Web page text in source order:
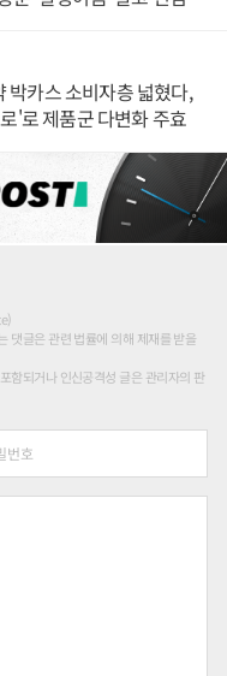
박카스 소비자층 넓혔다,
'로 제품군 다변화 주효
댓글은 관련 법률에 의해 제재를 받을
함되거나 인신공격성 글은 관리자의 판